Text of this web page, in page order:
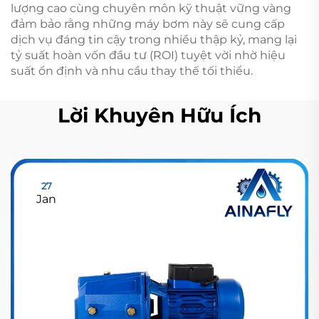
lượng cao cùng chuyên môn kỹ thuật vững vàng
đảm bảo rằng những máy bơm này sẽ cung cấp
dịch vụ đáng tin cậy trong nhiều thập kỷ, mang lại
tỷ suất hoàn vốn đầu tư (ROI) tuyệt vời nhờ hiệu
suất ổn định và nhu cầu thay thế tối thiểu.
Lời Khuyên Hữu Ích
27
Jan